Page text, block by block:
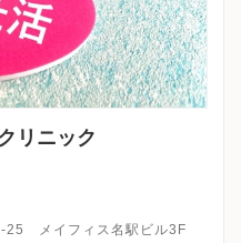
リニック
25 メイフィス名駅ビル3F